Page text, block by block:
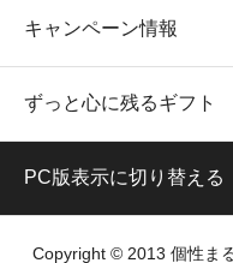
キャンペーン情報
ずっと心に残るギフト
PC版表示に切り替える
Copyright © 2013 個性ま